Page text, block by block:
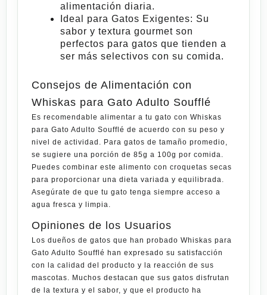
alimentación diaria.
Ideal para Gatos Exigentes: Su
sabor y textura gourmet son
perfectos para gatos que tienden a
ser más selectivos con su comida.
Consejos de Alimentación con
Whiskas para Gato Adulto Soufflé
Es recomendable alimentar a tu gato con Whiskas
para Gato Adulto Soufflé de acuerdo con su peso y
nivel de actividad. Para gatos de tamaño promedio,
se sugiere una porción de 85g a 100g por comida.
Puedes combinar este alimento con croquetas secas
para proporcionar una dieta variada y equilibrada.
Asegúrate de que tu gato tenga siempre acceso a
agua fresca y limpia.
Opiniones de los Usuarios
Los dueños de gatos que han probado Whiskas para
Gato Adulto Soufflé han expresado su satisfacción
con la calidad del producto y la reacción de sus
mascotas. Muchos destacan que sus gatos disfrutan
de la textura y el sabor, y que el producto ha